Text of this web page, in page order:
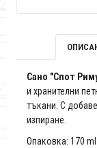
Сано "Спот
и хранителни
тъкани. С
изпиране.
Опаковка: 170 ml